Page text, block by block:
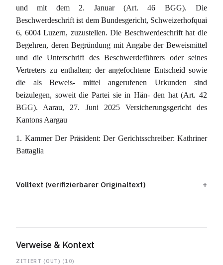
und mit dem 2. Januar (Art. 46 BGG). Die
Beschwerdeschrift ist dem Bundesgericht, Schweizerhofquai
6, 6004 Luzern, zuzustellen. Die Beschwerdeschrift hat die
Begehren, deren Begründung mit Angabe der Beweismittel
und die Unterschrift des Beschwerdeführers oder seines
Vertreters zu enthalten; der angefochtene Entscheid sowie
die als Beweis- mittel angerufenen Urkunden sind
beizulegen, soweit die Partei sie in Hän- den hat (Art. 42
BGG). Aarau, 27. Juni 2025 Versicherungsgericht des
Kantons Aargau
1. Kammer Der Präsident: Der Gerichtsschreiber: Kathriner
Battaglia
Volltext (verifizierbarer Originaltext)
Verweise & Kontext
ZITIERT (OUT) (10)